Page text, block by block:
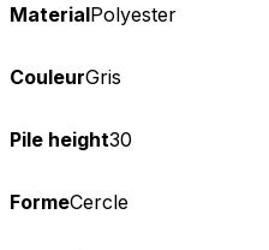
MaterialPolyester
CouleurGris
Pile height30
FormeCercle